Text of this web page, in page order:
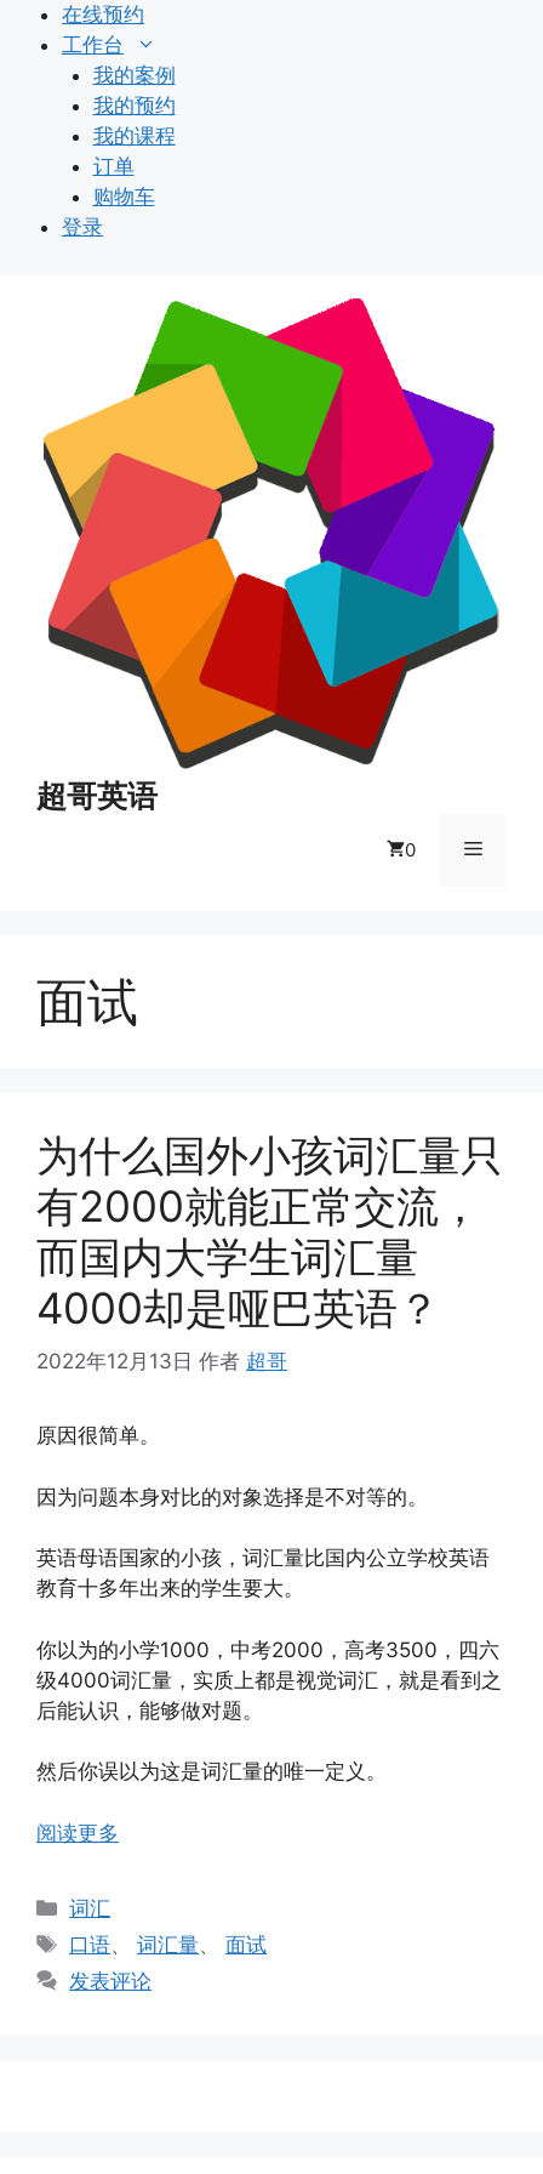
在线预约
工作台
我的案例
我的预约
我的课程
订单
购物车
登录
超哥英语
0 菜
面试
为什么国外小孩词汇量只
有2000就能正常交流，
而国内大学生词汇量
4000却是哑巴英语？
2022年12月13日 作者 超哥
原因很简单。
因为问题本身对比的对象选择是不对等的。
英语母语国家的小孩，词汇量比国内公立学校英语
教育十多年出来的学生要大。
你以为的小学1000，中考2000，高考3500，四六
级4000词汇量，实质上都是视觉词汇，就是看到之
后能认识，能够做对题。
然后你误以为这是词汇量的唯一定义。
阅读更多
分
类
词汇
标
签
口语、词汇量、面试
发表评论